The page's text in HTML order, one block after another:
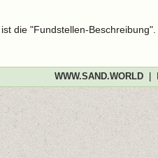
die "Fundstellen-
WWW.SAND.WORLD|